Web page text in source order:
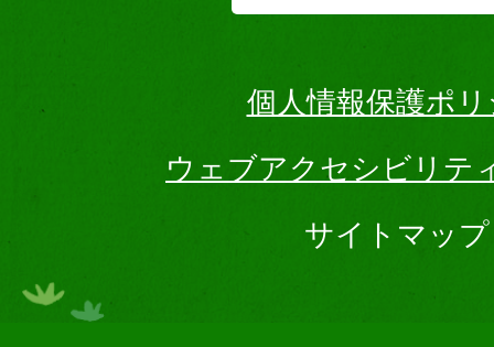
個人情報保護ポ
ウェブアクセシビリテ
サイトマップ